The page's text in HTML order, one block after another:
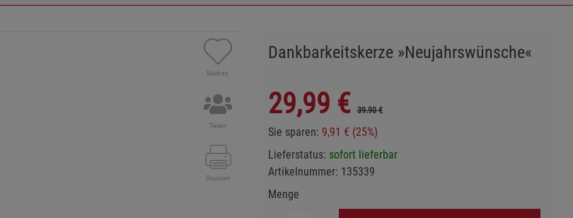
Merken
Teilen
Drucken
Dankbarkeitskerze »Neujahrswünsche«
29,99 € 39.90 €
Sie sparen: 9,91 € (25%)
Lieferstatus: sofort lieferbar
Artikelnummer: 135339
Menge